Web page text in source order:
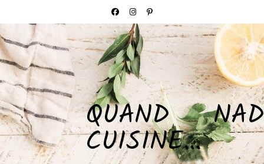
QUAND NAD
CUISINE…